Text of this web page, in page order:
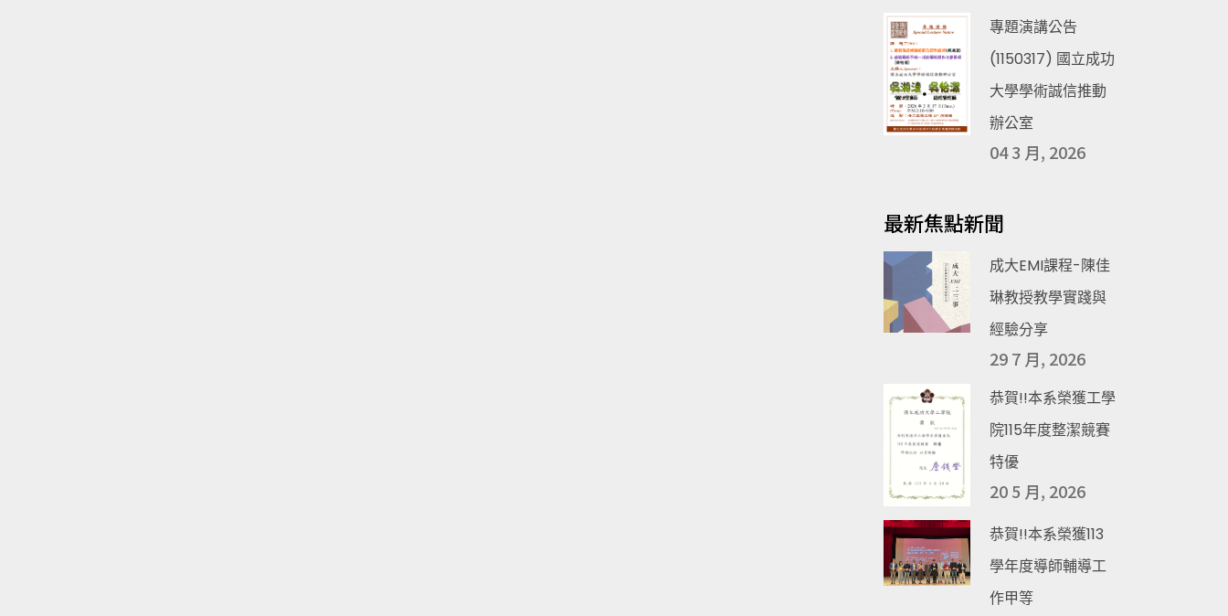
專題演講公告
(1150317) 國立成功
大學學術誠信推動
辦公室
04 3 月, 2026
最新焦點新聞
成大EMI課程-陳佳
琳教授教學實踐與
經驗分享
29 7 月, 2026
恭賀!!本系榮獲工學
院115年度整潔競賽
特優
20 5 月, 2026
恭賀!!本系榮獲113
學年度導師輔導工
作甲等